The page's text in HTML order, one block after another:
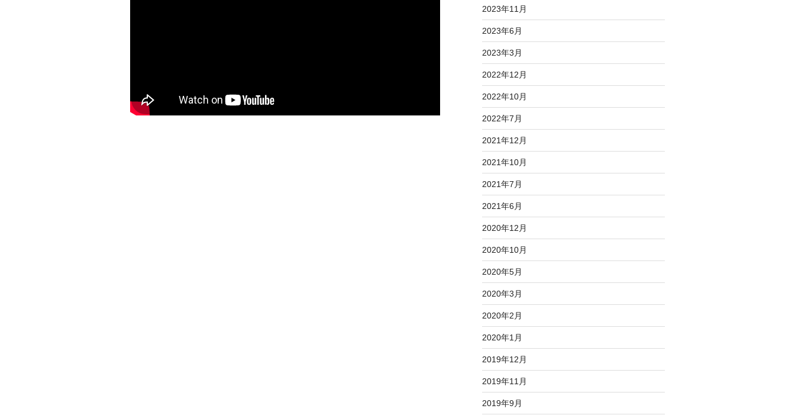
2023年11月
2023年6月
2023年3月
2022年12月
2022年10月
2022年7月
2021年12月
2021年10月
2021年7月
2021年6月
2020年12月
2020年10月
2020年5月
2020年3月
2020年2月
2020年1月
2019年12月
2019年11月
2019年9月